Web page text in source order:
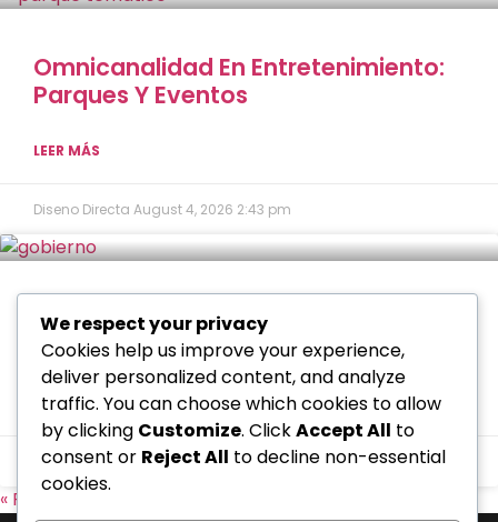
Omnicanalidad En Entretenimiento:
Parques Y Eventos
LEER MÁS
Diseno Directa August 4, 2026 2:43 pm
Omnicanalidad Y Gobierno:
Modernización De Trámites
LEER MÁS
Diseno DirectaAugust 4, 202611:26 am
« Previo
We respect your privacy
Cookies help us improve your experience,
deliver personalized content, and analyze
traffic. You can choose which cookies to allow
by clicking Customize. ClickAccept All to
consent or Reject All to decline non-essential
cookies.